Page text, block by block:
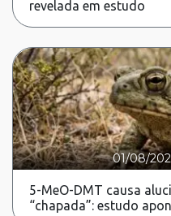
revelada em estudo
01/08/
5-MeO-DMT causa
“chapada”: estudo